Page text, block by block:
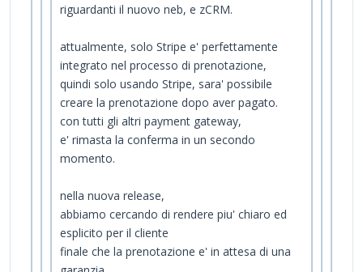
riguardanti il nuovo neb, e zCRM.
attualmente, solo Stripe e' perfettamente
integrato nel processo di prenotazione,
quindi solo usando Stripe, sara' possibile
creare la prenotazione dopo aver pagato.
con tutti gli altri payment gateway,
e' rimasta la conferma in un secondo
momento.
nella nuova release,
abbiamo cercando di rendere piu' chiaro ed
esplicito per il cliente
finale che la prenotazione e' in attesa di una